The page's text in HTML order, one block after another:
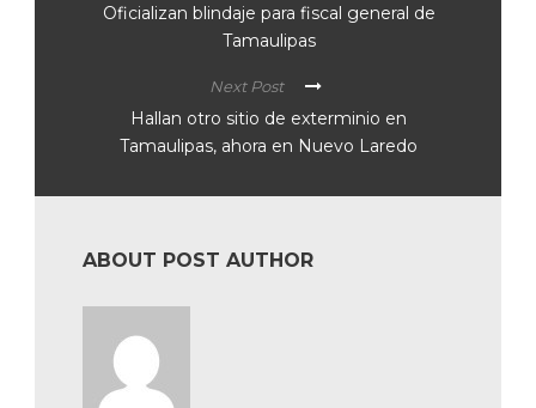
Oficializan blindaje para fiscal general de
Tamaulipas
Next Post
Hallan otro sitio de exterminio en
Tamaulipas, ahora en Nuevo Laredo
ABOUT POST AUTHOR